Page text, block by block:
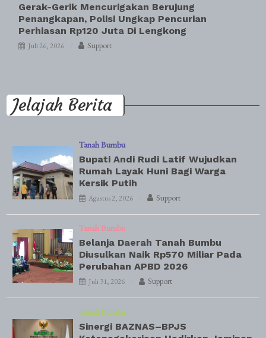
Gerak-Gerik Mencurigakan Berujung
Penangkapan, Polisi Ungkap Pencurian
Perhiasan Rp120 Juta Di Lengkong
Juli 26, 2026 Support
Jelajah Berita
Tanah Bumbu
Bupati Andi Rudi Latif Wujudkan
Rumah Layak Huni Bagi Warga
Kersik Putih
Agustus 2, 2026 Support
Tanah Bumbu
Belanja Daerah Tanah Bumbu
Diusulkan Naik Rp570 Miliar Pada
Perubahan APBD 2026
Juli 31, 2026 Support
Tanah Bumbu
Sinergi BAZNAS–BPJS